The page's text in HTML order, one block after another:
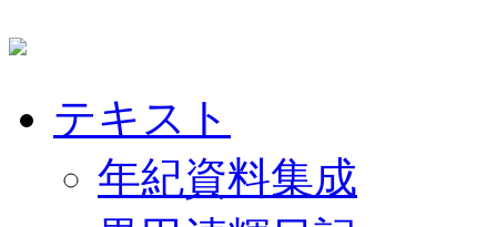
テキスト
年紀資料集成